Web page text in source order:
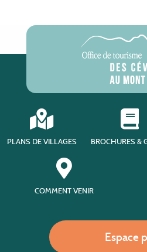
PLANS DE VILLAGES BROCHURES &
COMMENT VENIR
Espace